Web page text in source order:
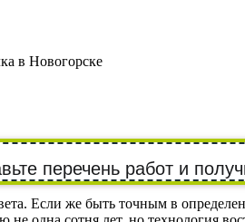
в Новогорске
перечень работ и
Если же быть точным в